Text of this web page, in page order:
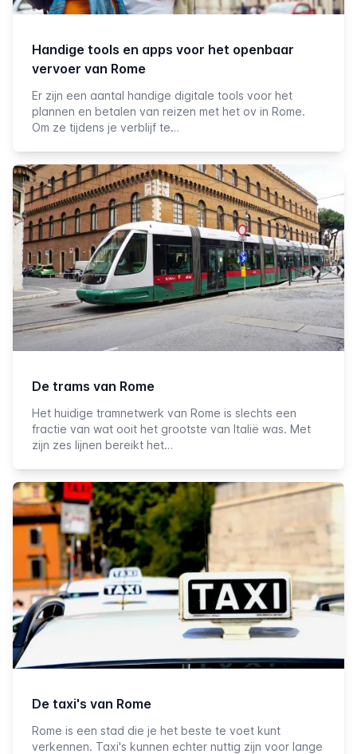
Handige tools en apps voor het openbaar
vervoer van Rome
Er zijn een aantal handige digitale tools voor het
plannen en betalen van reizen met het ov in Rome.
Om ze tijdens je verblijf te…
De trams van Rome
Het huidige tramnetwerk van Rome is slechts een
fractie van wat ooit het grootste van Italië was. Met
zijn zes lijnen bereikt het…
De taxi's van Rome
Rome is een stad die je het beste te voet kunt
verkennen. Taxi's kunnen echter nuttig zijn voor lange